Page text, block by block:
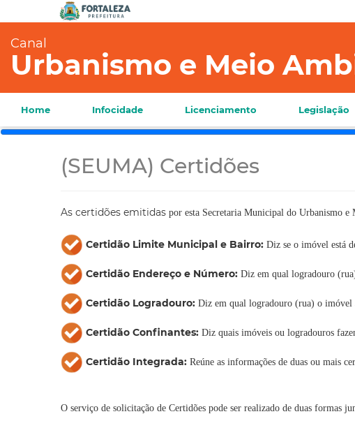
Canal
Urbanismo e Meio
Home Infocidade Licenciamento Legislação
(SEUMA) Certidões
As certidões emitidas por esta Secretaria Municipal do Urbanismo
Certidão Limite Municipal e Bairro: Diz se o imóvel está
Certidão Endereço e Número: Diz em qual logradouro
Certidão Logradouro: Diz em qual logradouro (rua) o imóvel
Certidão Confinantes: Diz quais imóveis ou logradouros
Certidão Integrada: Reúne as informações de duas ou mais
O serviço de solicitação de Certidões pode ser realizado de duas formas